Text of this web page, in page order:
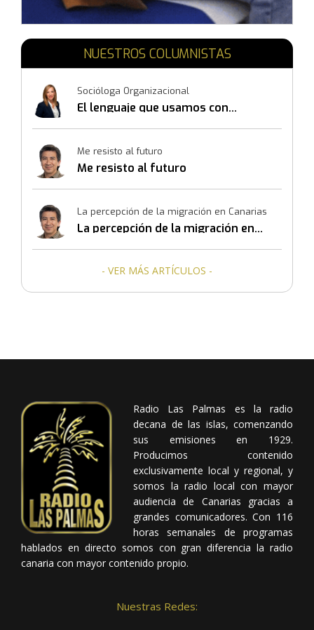
NUESTROS COLUMNISTAS
Socióloga Organizacional
El lenguaje que usamos con
construye resultados
Me resisto al futuro
Me resisto al futuro
La percepción de la migración en Canarias
La percepción de la migración en
- VER MÁS ARTÍCULOS -
Radio Las Palmas es la radio
decana de las islas, comenzando
sus emisiones en 1929.
Producimos contenido
exclusivamente local y regional, y
somos la radio local con mayor
audiencia de Canarias gracias a
grandes comunicadores. Con 116
horas semanales de programas
hablados en directo somos con gran diferencia la radio
canaria con mayor contenido propio.
Nuestras Redes: